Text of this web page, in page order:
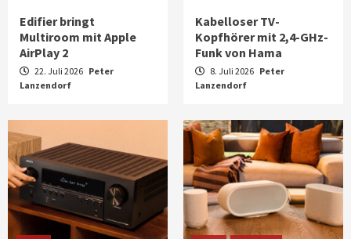
Edifier bringt
Multiroom mit Apple
AirPlay 2
22. Juli 2026 Peter
Lanzendorf
Kabelloser TV-
Kopfhörer mit 2,4-GHz-
Funk von Hama
8. Juli 2026 Peter
Lanzendorf